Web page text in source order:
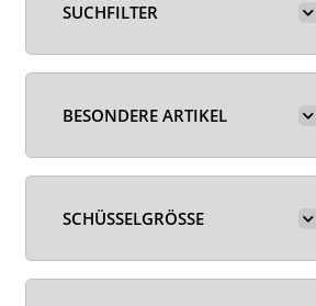
SUCHFILTER
BESONDERE ARTIKEL
SCHÜSSELGRÖSSE